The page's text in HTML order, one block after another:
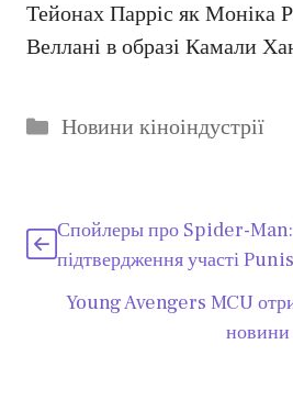
Тейонах Парріс як Моніка
Веллані в образі Камали
Категорії
Новини кіноіндустрії
Спойлеры про Spider-
підтвердження участі
Young Avengers MCU
новини